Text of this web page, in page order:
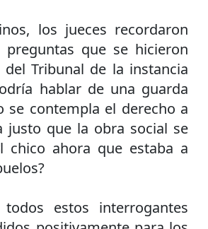
los jueces recordaron
preguntas que se hicieron
Tribunal de la instancia
hablar de una guarda
se contempla el derecho a
justo que la obra social se
chico ahora que estaba a
estos interrogantes